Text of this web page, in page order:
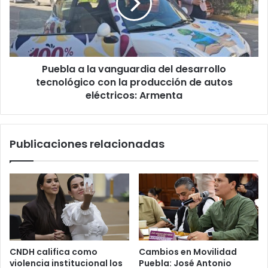
b
n
a
c
l
c
i
c
c
ó
n
l
a
l
a
u
r
d
e
l
e
s
Puebla a la vanguardia del desarrollo
tecnológico con la producción de autos
eléctricos: Armenta
Publicaciones relacionadas
CNDH califica como
violencia institucional los
Cambios en Movilidad
Puebla: José Antonio